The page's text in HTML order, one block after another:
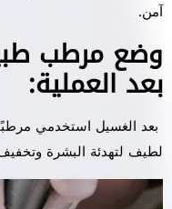
آمن.
وضع مرطب
بعد العملية:
بعد الغسيل استخدمي
لطيف لتهدئة البشرة